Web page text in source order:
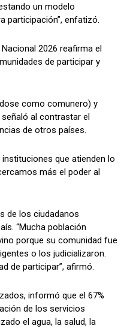
un modelo
participación”, enfatizó.
2026 reafirma el
de participar y
como comunero) y
al contrastar el
de otros países.
que atienden lo
más el poder al
de los ciudadanos
“Mucha población
porque su comunidad fue
o los judicializaron.
de participar”, afirmó.
informó que el 67%
de los servicios
el agua, la salud, la